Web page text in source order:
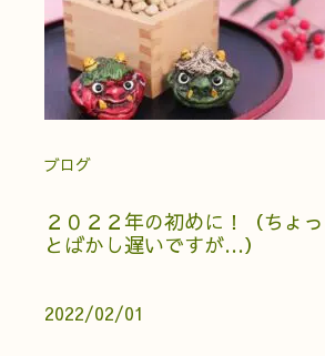
ブログ
２０２２年の初めに！（ちょっ
とばかし遅いですが…）
2022/02/01